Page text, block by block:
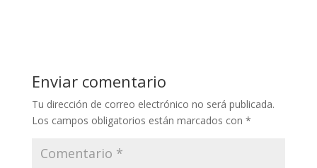
Enviar comentario
Tu dirección de correo electrónico no será publicada.
Los campos obligatorios están marcados con *